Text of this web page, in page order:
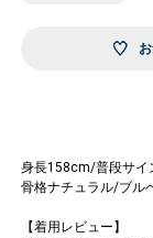
身長158cm/普段サイ
骨格ナチュラル/ブル
【着用レビュー】